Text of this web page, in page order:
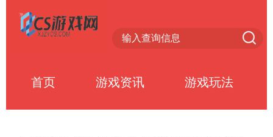
首页 游戏资讯 游戏玩法